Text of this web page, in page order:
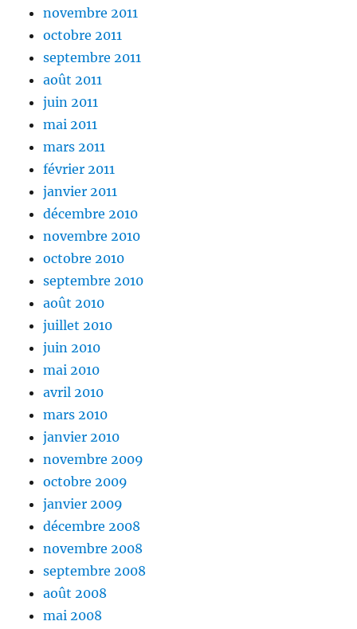
novembre 2011
octobre 2011
septembre 2011
août 2011
juin 2011
mai 2011
mars 2011
février 2011
janvier 2011
décembre 2010
novembre 2010
octobre 2010
septembre 2010
août 2010
juillet 2010
juin 2010
mai 2010
avril 2010
mars 2010
janvier 2010
novembre 2009
octobre 2009
janvier 2009
décembre 2008
novembre 2008
septembre 2008
août 2008
mai 2008